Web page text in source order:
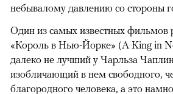
небывалому давлению со стороны
Один из самых известных фильмов
«Король в Нью-Йорке» (A King in
далеко не лучший у Чарльза
изобличающий в нем свободного,
благородного человека, а это